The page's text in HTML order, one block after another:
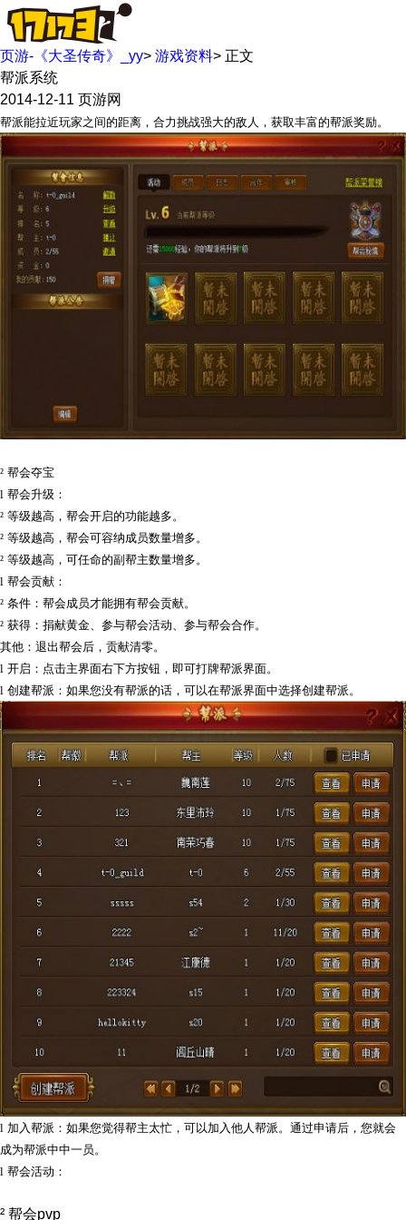
页游-《大圣传奇》_yy> 游戏资料> 正文
帮派系统
2014-12-11 页游网
帮派能拉近玩家之间的距离，合力挑战强大的敌人，获取丰富的帮派奖励。
² 帮会夺宝
l 帮会升级：
² 等级越高，帮会开启的功能越多。
² 等级越高，帮会可容纳成员数量增多。
² 等级越高，可任命的副帮主数量增多。
l 帮会贡献：
² 条件：帮会成员才能拥有帮会贡献。
² 获得：捐献黄金、参与帮会活动、参与帮会合作。
其他：退出帮会后，贡献清零。
l 开启：点击主界面右下方按钮，即可打牌帮派界面。
l 创建帮派：如果您没有帮派的话，可以在帮派界面中选择创建帮派。
l 加入帮派：如果您觉得帮主太忙，可以加入他人帮派。通过申请后，您就会
成为帮派中中一员。
l 帮会活动：
² 帮会pvp